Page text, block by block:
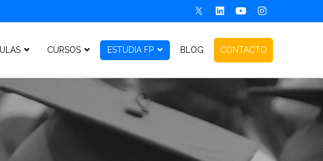
CURSOS ESTUDIA FP BLOG CONTACTO